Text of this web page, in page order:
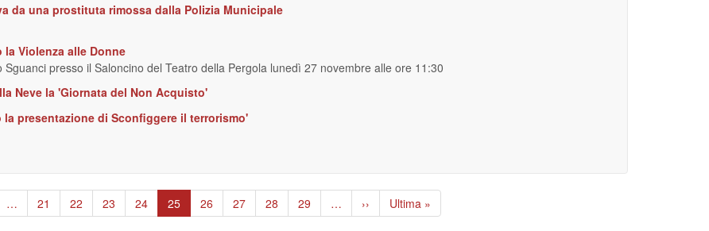
da una prostituta rimossa dalla Polizia Municipale
Violenza alle Donne
presso il Saloncino del Teatro della Pergola lunedì 27 novembre alle ore 11:30
Neve la 'Giornata del Non Acquisto'
presentazione di Sconfiggere il terrorismo'
… Page
21 Page
22 Page
23 Page
24
Pagina
attuale
25 Page
26 Page
27 Page
28 Page
29 …
Pagina
successiva
››
Ultima
pagina
Ultima »